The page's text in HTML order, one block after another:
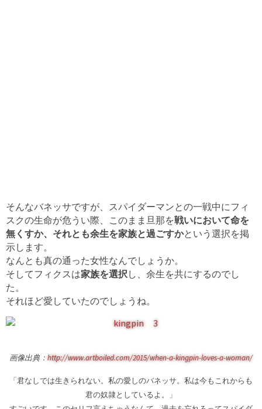
そんなバネッサですが、スパイダーマンとの一戦中にフィ
スクの生命が危うい際、このまま旦那を戦いにおいて命を
無くすか、それとも余生を家族と過ごすかという選択を掲
示します。
なんとも真の通った女性なんでしょうか。
そしてフィクスは家族を選択し、余生を共にするのでし
た。
それほど愛していたのでしょうね。
画像出典： http://www.artboiled.com/2015/when-a-kingpin-loves-a-woman/
「君なしでは生きられない。私の愛しのバネッサ。私は今もこれからも
君の奴隷としているよ。」